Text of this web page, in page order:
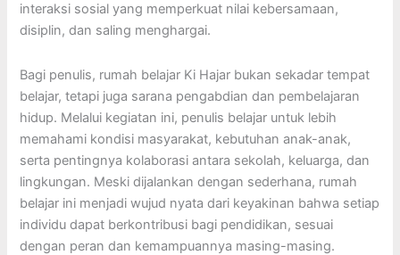
interaksi sosial yang memperkuat nilai kebersamaan,
disiplin, dan saling menghargai.
Bagi penulis, rumah belajar Ki Hajar bukan sekadar tempat
belajar, tetapi juga sarana pengabdian dan pembelajaran
hidup. Melalui kegiatan ini, penulis belajar untuk lebih
memahami kondisi masyarakat, kebutuhan anak-anak,
serta pentingnya kolaborasi antara sekolah, keluarga, dan
lingkungan. Meski dijalankan dengan sederhana, rumah
belajar ini menjadi wujud nyata dari keyakinan bahwa setiap
individu dapat berkontribusi bagi pendidikan, sesuai
dengan peran dan kemampuannya masing-masing.